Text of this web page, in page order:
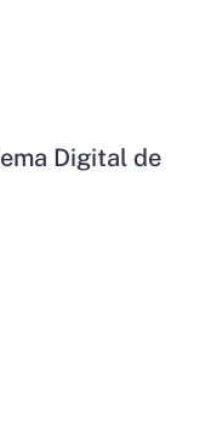
Digital de